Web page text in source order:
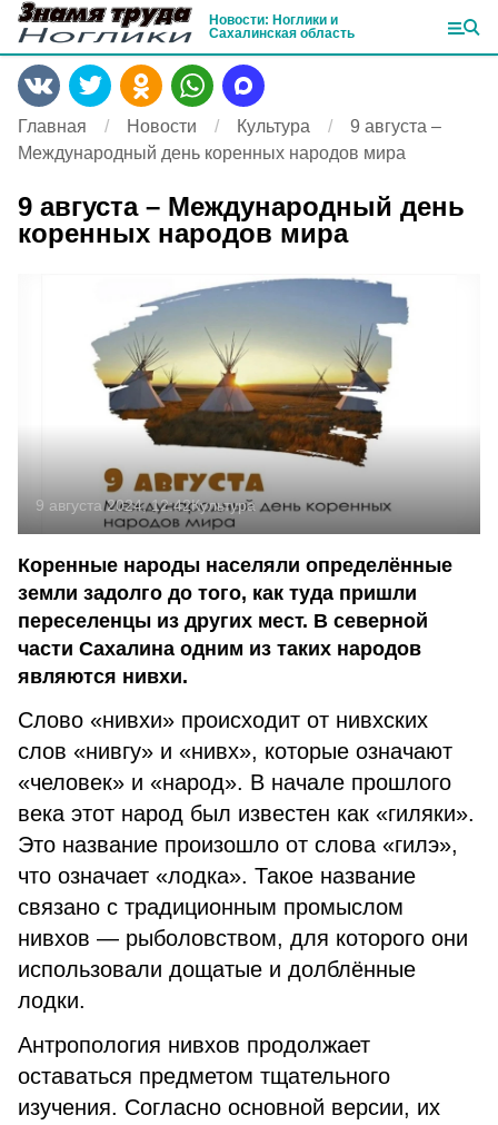
Новости: Ноглики и
Сахалинская область
Главная Новости Культура
9 августа –
Международный день коренных народов мира
9 августа – Международный день
коренных народов мира
9 августа 2024, 12:42Культура
Коренные народы населяли определённые
земли задолго до того, как туда пришли
переселенцы из других мест. В северной
части Сахалина одним из таких народов
являются нивхи.
Слово «нивхи» происходит от нивхских
слов «нивгу» и «нивх», которые означают
«человек» и «народ». В начале прошлого
века этот народ был известен как «гиляки».
Это название произошло от слова «гилэ»,
что означает «лодка». Такое название
связано с традиционным промыслом
нивхов — рыболовством, для которого они
использовали дощатые и долблённые
лодки.
Антропология нивхов продолжает
оставаться предметом тщательного
изучения. Согласно основной версии, их